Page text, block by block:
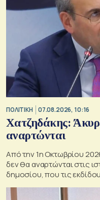
ΠΟΛΙΤΙΚΗ 07.08.2026, 10:16
Χατζηδάκης:
αναρτώνται
Από την 1η Οκτωβρίου
δεν θα αναρτώνται στις
δημοσίου, που τις